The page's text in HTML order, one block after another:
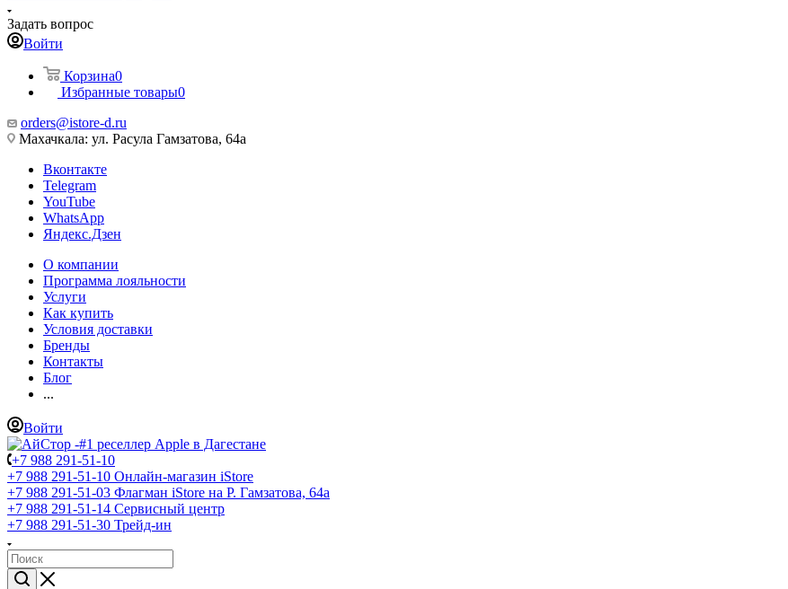
Задать вопрос
Войти
Корзина0
Избранные товары0
orders@istore-d.ru
Махачкала: ул. Расула Гамзатова, 64а
Вконтакте
Telegram
YouTube
WhatsApp
Яндекс.Дзен
О компании
Программа лояльности
Услуги
Как купить
Условия доставки
Бренды
Контакты
Блог
...
Войти
+7 988 291-51-10
+7 988 291-51-10 Онлайн-магазин iStore
+7 988 291-51-03 Флагман iStore на Р. Гамзатова, 64а
+7 988 291-51-14 Сервисный центр
+7 988 291-51-30 Трейд-ин